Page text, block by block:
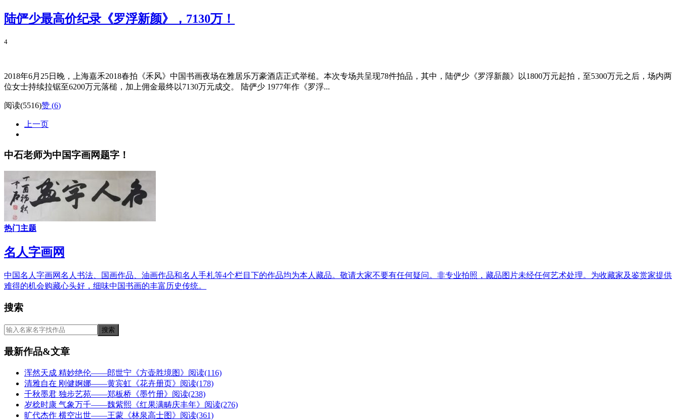
陆俨少最高价纪录《罗浮新颜》，7130万！
4
2018年6月25日晚，上海嘉禾2018春拍《禾风》中国书画夜场在雅居乐万豪酒店正式举槌。本次专场共呈现78件拍品，其中，陆俨少《罗浮新颜》以1800万元起拍，至5300万元之后，场内两
位女士持续拉锯至6200万元落槌，加上佣金最终以7130万元成交。 陆俨少 1977年作《罗浮...
阅读(5516)赞 (6)
上一页
中石老师为中国字画网题字！
热门主题
名人字画网
中国名人字画网名人书法、国画作品、油画作品和名人手札等4个栏目下的作品均为本人藏品。敬请大家不要有任何疑问。非专业拍照，藏品图片未经任何艺术处理。为收藏家及鉴赏家提供
难得的机会购藏心头好，细味中国书画的丰富历史传统。
搜索
最新作品&文章
浑然天成 精妙绝伦——郎世宁《方壶胜境图》 阅读(116)
清雅自在 刚健婀娜——黄宾虹《花卉册页》 阅读(178)
千秋墨君 独步艺苑——郑板桥《墨竹册》 阅读(238)
岁稔时康 气象万千——魏紫熙《红果满畴庆丰年》 阅读(276)
旷代杰作 横空出世——王蒙《林泉高士图》 阅读(361)